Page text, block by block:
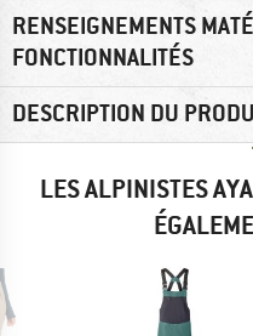
RENSEIGNEMENTS
FONCTIONNALITÉS
DESCRIPTION DU
LES ALPINISTES